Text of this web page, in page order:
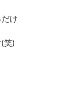
け
笑)